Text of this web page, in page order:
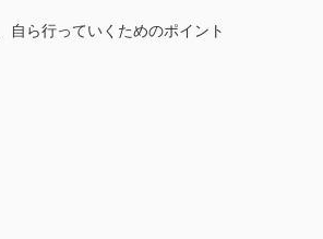
自ら行っていくためのポイント